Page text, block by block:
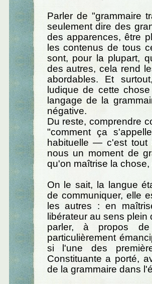
Parler de "grammaire
seulement dire des
des apparences, être
les contenus de tous
sont, pour la plupart,
des autres, cela rend
abordables. Et
ludique de cette
langage de la
négative.
Du reste, comprendre
"comment ça
habituelle — c'est tout
nous un moment de
qu'on maîtrise la
On le sait, la langue
de communiquer, elle
les autres : en
libérateur au sens plein
parler, à propos
particulièrement
si l'une des
Constituante a porté,
de la grammaire dans